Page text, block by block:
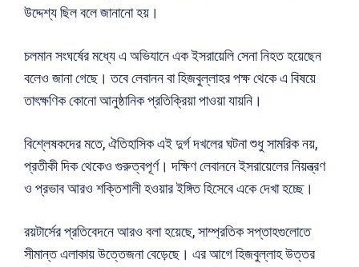
উদ্দেশ্য ছিল বলে জানানো হয়।
চলমান সংঘর্ষের মধ্যে এ অভিযানে এক ইসরায়েলি সেনা নিহত হয়েছেন
বলেও জানা গেছে। তবে লেবানন বা হিজবুল্লাহর পক্ষ থেকে এ বিষয়ে
তাৎক্ষণিক কোনো আনুষ্ঠানিক প্রতিক্রিয়া পাওয়া যায়নি।
বিশ্লেষকদের মতে, ঐতিহাসিক এই দুর্গ দখলের ঘটনা শুধু সামরিক নয়,
প্রতীকী দিক থেকেও গুরুত্বপূর্ণ। দক্ষিণ লেবাননে ইসরায়েলের নিয়ন্ত্রণ
ও প্রভাব আরও শক্তিশালী হওয়ার ইঙ্গিত হিসেবে একে দেখা হচ্ছে।
রয়টার্সের প্রতিবেদনে আরও বলা হয়েছে, সাম্প্রতিক সপ্তাহগুলোতে
সীমান্ত এলাকায় উত্তেজনা বেড়েছে। এর আগে হিজবুল্লাহ উত্তর